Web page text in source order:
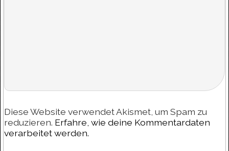
Diese Website verwendet Akismet, um Spam zu
reduzieren. Erfahre, wie deine Kommentardaten
verarbeitet werden.